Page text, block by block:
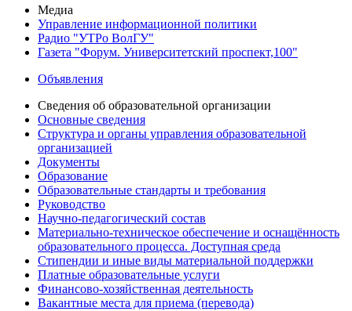
Медиа
Управление информационной политики
Радио "УТРо ВолГУ"
Газета "Форум. Университетский проспект,100"
Объявления
Сведения об образовательной организации
Основные сведения
Структура и органы управления образовательной
организацией
Документы
Образование
Образовательные стандарты и требования
Руководство
Научно-педагогический состав
Материально-техническое обеспечение и оснащённость
образовательного процесса. Доступная среда
Стипендии и иные виды материальной поддержки
Платные образовательные услуги
Финансово-хозяйственная деятельность
Вакантные места для приема (перевода)